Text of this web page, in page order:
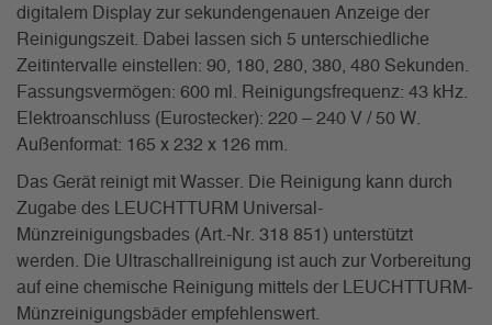
digitalem Display zur sekundengenauen Anzeige der
Reinigungszeit. Dabei lassen sich 5 unterschiedliche
Zeitintervalle einstellen: 90, 180, 280, 380, 480 Sekunden.
Fassungsvermögen: 600 ml. Reinigungsfrequenz: 43 kHz.
Elektroanschluss (Eurostecker): 220 – 240 V / 50 W.
Außenformat: 165 x 232 x 126 mm.
Das Gerät reinigt mit Wasser. Die Reinigung kann durch
Zugabe des LEUCHTTURM Universal-
Münzreinigungsbades (Art.-Nr. 318 851) unterstützt
werden. Die Ultraschallreinigung ist auch zur Vorbereitung
auf eine chemische Reinigung mittels der LEUCHTTURM-
Münzreinigungsbäder empfehlenswert.